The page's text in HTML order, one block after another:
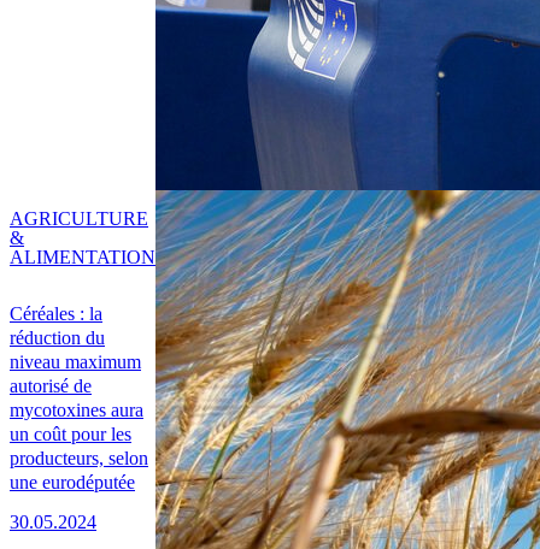
Céréales : la
réduction du
niveau maximum
autorisé de
mycotoxines aura
un coût pour les
producteurs, selon
une eurodéputée
30.05.2024
AGRICULTURE
&
ALIMENTATION